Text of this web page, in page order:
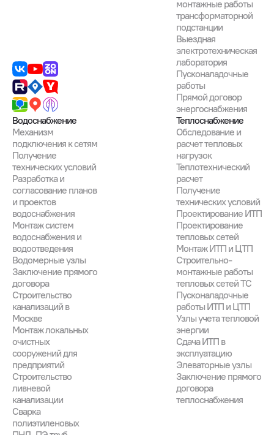
монтажные работы
трансформаторной
подстанции
Выездная
электротехническая
лаборатория
Пусконаладочные
работы
Прямой договор
энергоснабжения
Водоснабжение
Механизм
подключения к сетям
Получение
технических условий
Разработка и
согласование планов
и проектов
водоснабжения
Монтаж систем
водоснабжения и
водоотведения
Водомерные узлы
Заключение прямого
договора
Строительство
канализаций в
Москве
Монтаж локальных
очистных
сооружений для
предприятий
Строительство
ливневой
канализации
Сварка
полиэтиленовых
Теплоснабжение
Обследование и
расчет тепловых
нагрузок
Теплотехнический
расчет
Получение
технических условий
Проектирование ИТП
Проектирование
тепловых сетей
Монтаж ИТП и ЦТП
Строительно-
монтажные работы
тепловых сетей ТС
Пусконаладочные
работы ИТП и ЦТП
Узлы учета тепловой
энергии
Сдача ИТП в
эксплуатацию
Элеваторные узлы
Заключение прямого
договора
теплоснабжения